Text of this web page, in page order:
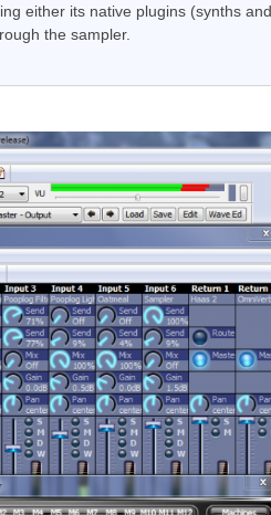
either its native plugins (synths
the sampler.